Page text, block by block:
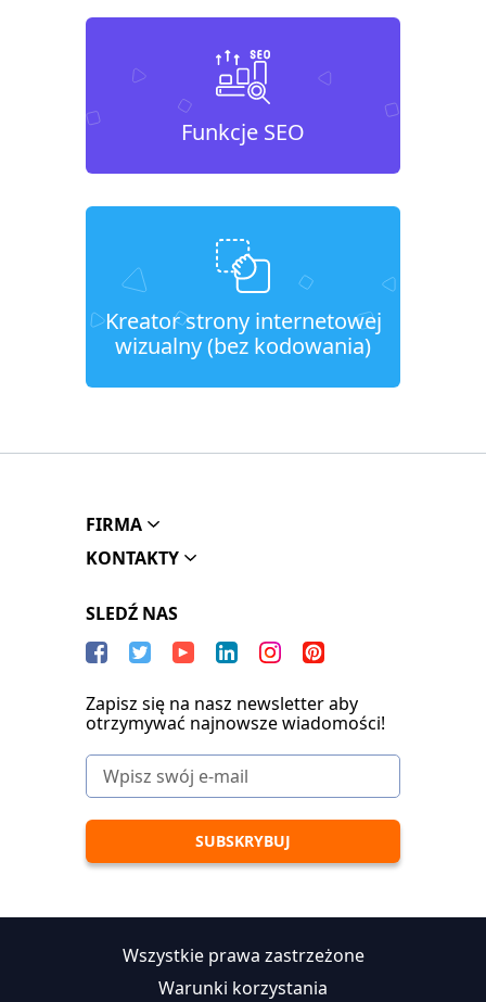
Funkcje SEO
Kreator strony internetowej
wizualny (bez kodowania)
FIRMA
KONTAKTY
SLEDŹ NAS
Zapisz się na nasz newsletter aby
otrzymywać najnowsze wiadomości!
Wszystkie prawa zastrzeżone
Warunki korzystania